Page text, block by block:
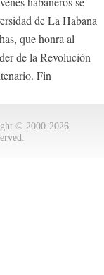
de La Habana
que honra al
de la Revolución
Fin
© 2000-2026